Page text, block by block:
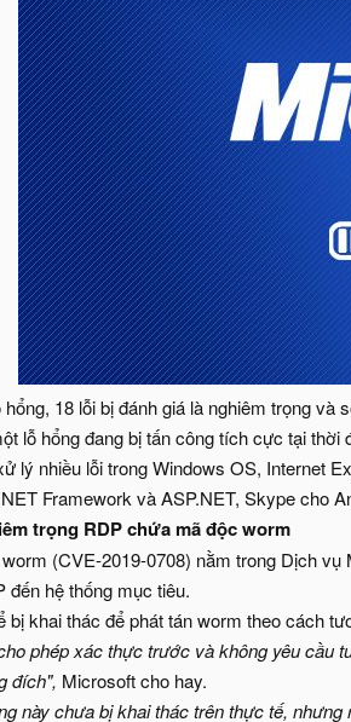
hổng, 18 lỗi bị đánh giá là nghiêm trọng
lỗ hổng đang bị tấn công tích cực tại thời
lý nhiều lỗi trong Windows OS, Internet
Framework và ASP.NET, Skype cho
trọng RDP chứa mã độc worm
(CVE-2019-0708) nằm trong Dịch
đến hệ thống mục tiêu.
bị khai thác để phát tán worm theo cách
phép xác thực trước và không yêu cầu
đích", Microsoft cho hay.
này chưa bị khai thác trên thực tế,